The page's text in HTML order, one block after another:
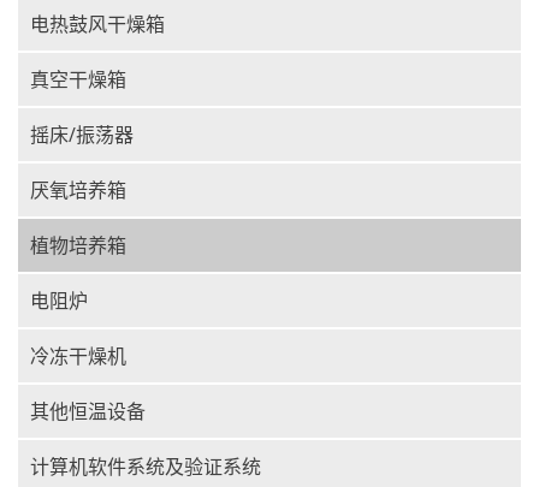
电热鼓风干燥箱
真空干燥箱
摇床/振荡器
厌氧培养箱
植物培养箱
电阻炉
冷冻干燥机
其他恒温设备
计算机软件系统及验证系统